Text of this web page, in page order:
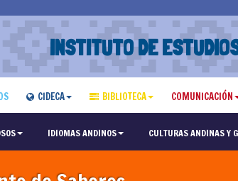
INSTITUTO DE
CIDECA BIBLIOTECA COMUNICACIÓN
IDIOMAS ANDINOS CULTURAS ANDINAS Y